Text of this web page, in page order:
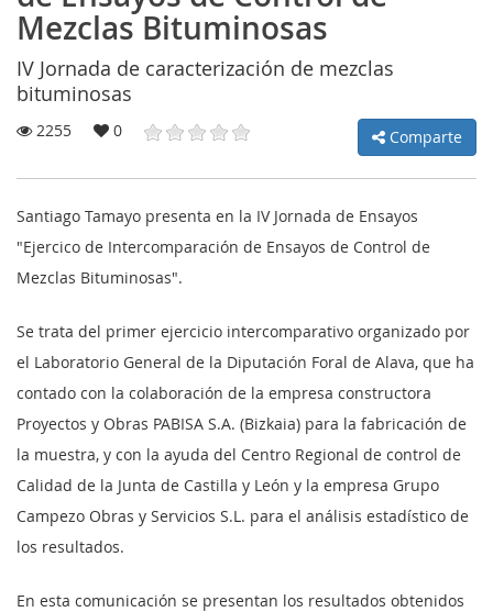
MI
CUENTA
BLOG
CLUB
AUTORES
CONTACTO
Comparte:
Mezclas Bituminosas
IV Jornada de caracterización de mezclas
bituminosas
2255 0 Comparte
Santiago Tamayo presenta en la IV Jornada de Ensayos
"Ejercico de Intercomparación de Ensayos de Control de
Mezclas Bituminosas".
Se trata del primer ejercicio intercomparativo organizado por
el Laboratorio General de la Diputación Foral de Alava, que ha
contado con la colaboración de la empresa constructora
Proyectos y Obras PABISA S.A. (Bizkaia) para la fabricación de
la muestra, y con la ayuda del Centro Regional de control de
Calidad de la Junta de Castilla y León y la empresa Grupo
Campezo Obras y Servicios S.L. para el análisis estadístico de
los resultados.
En esta comunicación se presentan los resultados obtenidos